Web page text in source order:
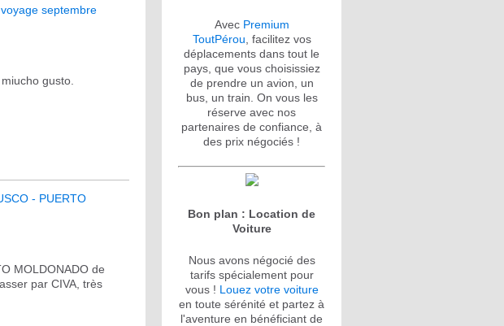
septembre
gusto.
- PUERTO
MOLDONADO de
par CIVA, très
Avec Premium
ToutPérou , facilitez vos
déplacements dans tout le
pays, que vous choisissiez
de prendre un avion, un
bus, un train. On vous les
réserve avec nos
partenaires de confiance, à
des prix négociés !
Bon plan : Location de
Voiture
Nous avons négocié des
tarifs spécialement pour
vous ! Louez votre voiture
en toute sérénité et partez à
l'aventure en bénéficiant de